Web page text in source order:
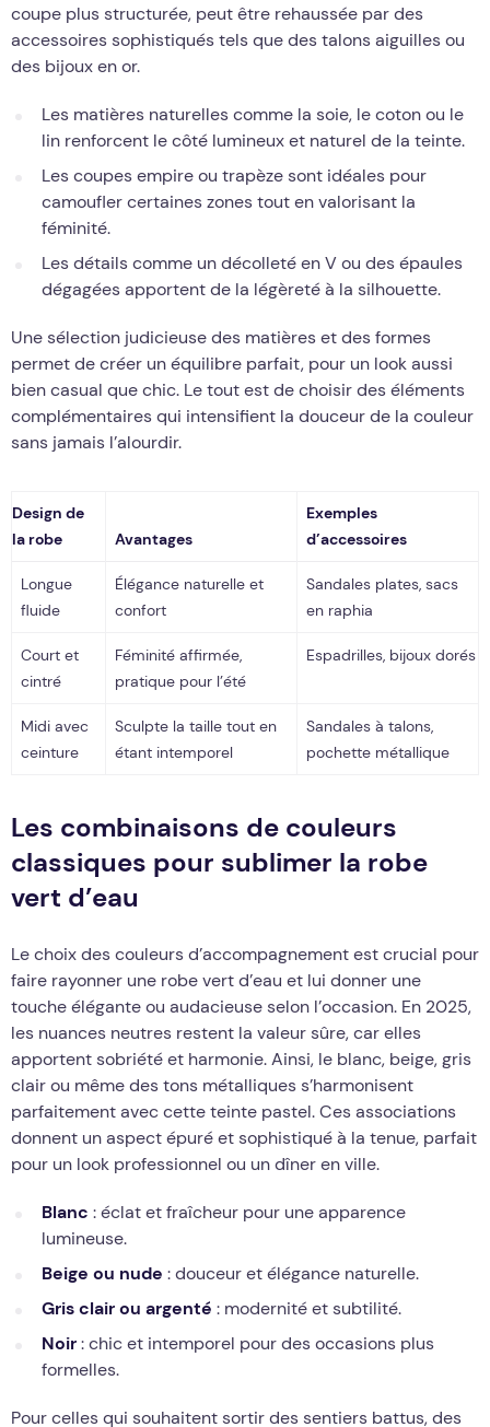
coupe plus structurée, peut être rehaussée par des
accessoires sophistiqués tels que des talons aiguilles ou
des bijoux en or.
Les matières naturelles comme la soie, le coton ou le
lin renforcent le côté lumineux et naturel de la teinte.
Les coupes empire ou trapèze sont idéales pour
camoufler certaines zones tout en valorisant la
féminité.
Les détails comme un décolleté en V ou des épaules
dégagées apportent de la légèreté à la silhouette.
Une sélection judicieuse des matières et des formes
permet de créer un équilibre parfait, pour un look aussi
bien casual que chic. Le tout est de choisir des éléments
complémentaires qui intensifient la douceur de la couleur
sans jamais l’alourdir.
Design de
la robe
Avantages
Exemples
d’accessoires
Longue
fluide
Élégance naturelle et
confort
Sandales plates, sacs
en raphia
Court et
cintré
Féminité affirmée,
pratique pour l’été
Espadrilles, bijoux dorés
Midi avec
ceinture
Sculpte la taille tout en
étant intemporel
Sandales à talons,
pochette métallique
Les combinaisons de couleurs
classiques pour sublimer la robe
vert d’eau
Le choix des couleurs d’accompagnement est crucial pour
faire rayonner une robe vert d’eau et lui donner une
touche élégante ou audacieuse selon l’occasion. En 2025,
les nuances neutres restent la valeur sûre, car elles
apportent sobriété et harmonie. Ainsi, le blanc, beige, gris
clair ou même des tons métalliques s’harmonisent
parfaitement avec cette teinte pastel. Ces associations
donnent un aspect épuré et sophistiqué à la tenue, parfait
pour un look professionnel ou un dîner en ville.
Blanc : éclat et fraîcheur pour une apparence
lumineuse.
Beige ou nude : douceur et élégance naturelle.
Gris clair ou argenté : modernité et subtilité.
Noir: chic et intemporel pour des occasions plus
formelles.
Pour celles qui souhaitent sortir des sentiers battus, des